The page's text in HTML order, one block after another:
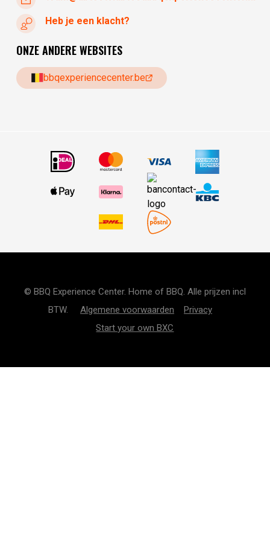
Heb je een klacht?
ONZE ANDERE WEBSITES
bbqexperiencecenter.be
© BBQ Experience Center. Home of BBQ. Alle prijzen incl
BTW. Algemene voorwaarden
Privacy
Start your own BXC